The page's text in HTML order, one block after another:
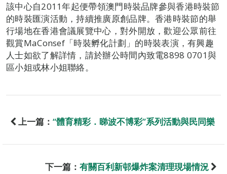
該中心自2011年起便帶領澳門時裝品牌參與香港時裝節
的時裝匯演活動，持續推廣原創品牌。香港時裝節的舉
行場地在香港會議展覽中心，對外開放，歡迎公眾前往
觀賞MaConsef「時裝孵化計劃」的時裝表演，有興趣
人士如欲了解詳情，請於辦公時間內致電8898 0701與
區小姐或林小姐聯絡。
上一篇： “體育精彩．睇波不博彩”系列活動與民同樂
下一篇： 有關百利新邨爆炸案清理現場情況